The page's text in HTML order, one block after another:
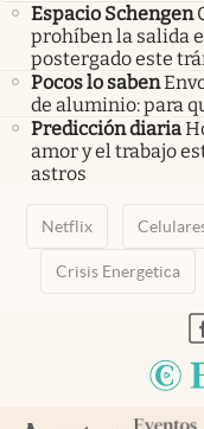
Espacio Schengen
prohíben la salida
postergado este
Pocos lo saben
de aluminio: para
Predicción diaria
amor y el trabajo
astros
Netflix
Crisis Energetica